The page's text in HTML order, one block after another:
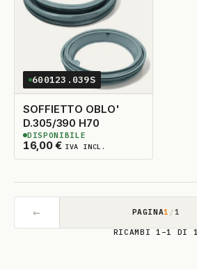
600123.039S
SOFFIETTO OBLO'
D.305/390 H70
16,00€ IVA INCL.
5DISPONIBILI
DISPONIBILE
← PAGINA1 /1
RICAMBI 1–1 DI 1